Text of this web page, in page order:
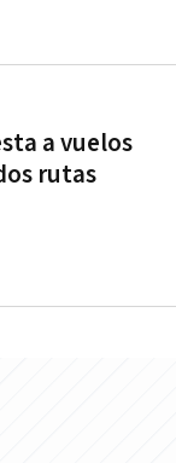
a vuelos
rutas